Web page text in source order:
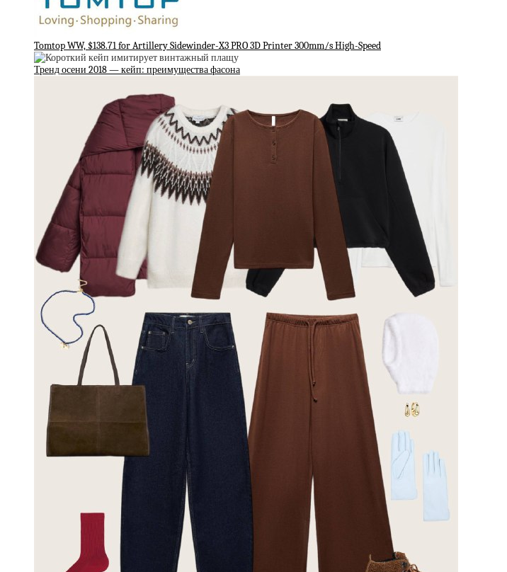
Tomtop WW, $138.71 for Artillery Sidewinder-X3 PRO 3D Printer 300mm/s High-Speed
Тренд осени 2018 — кейп: преимущества фасона